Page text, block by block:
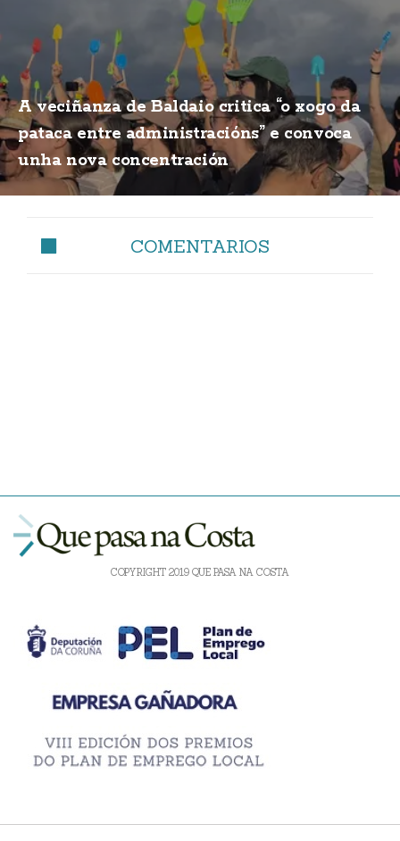
A veciñanza de Baldaio critica “o xogo da
pataca entre administracións” e convoca
unha nova concentración
COMENTARIOS
COPYRIGHT 2019 QUE PASA NA COSTA